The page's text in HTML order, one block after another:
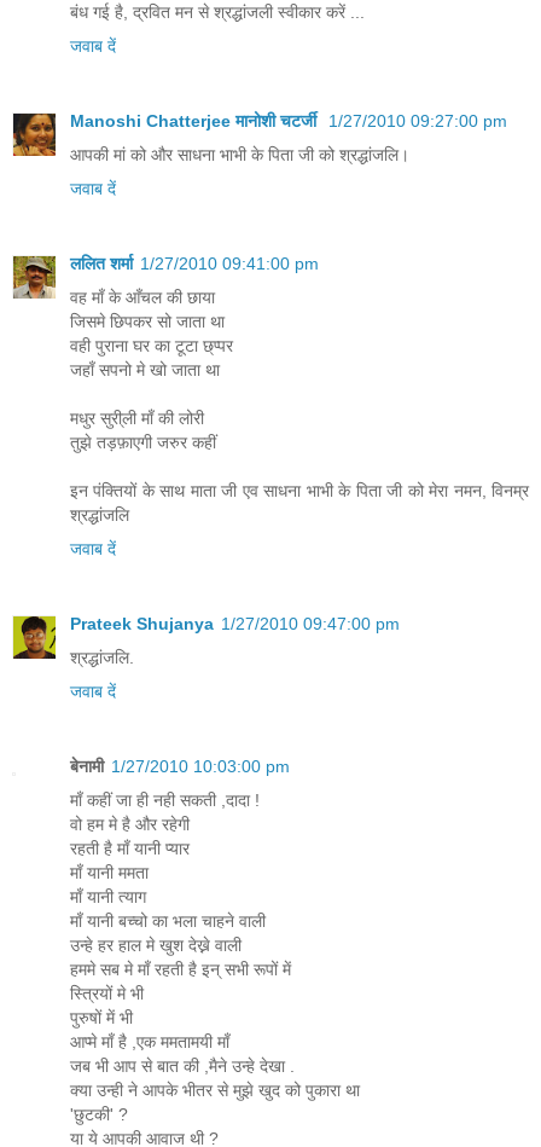
बंध गई है, द्रवित मन से श्रद्धांजली स्वीकार करें ...
जवाब दें
Manoshi Chatterjee मानोशी चटर्जी
1/27/2010 09:27:00 pm
आपकी मां को और साधना भाभी के पिता जी को श्रद्धांजलि।
जवाब दें
ललित शर्मा 1/27/2010 09:41:00 pm
वह माँ के आँचल की छाया
जिसमे छिपकर सो जाता था
वही पुराना घर का टूटा छ्प्पर
जहाँ सपनो मे खो जाता था
मधुर सुरी्ली माँ की लोरी
तुझे तड़फ़ाएगी जरुर कहीं
इन पंक्तियों के साथ माता जी एव साधना भाभी के पिता जी को मेरा नमन, विनम्र
श्रद्धांजलि
जवाब दें
Prateek Shujanya 1/27/2010 09:47:00 pm
श्रद्धांजलि.
जवाब दें
बेनामी 1/27/2010 10:03:00 pm
माँ कहीं जा ही नही सकती ,दादा !
वो हम मे है और रहेगी
रहती है माँ यानी प्यार
माँ यानी ममता
माँ यानी त्याग
माँ यानी बच्चो का भला चाहने वाली
उन्हे हर हाल मे खुश देख्ने वाली
हममे सब मे माँ रहती है इन् सभी रूपों में
स्त्रियों मे भी
पुरुषों में भी
आप्मे माँ है ,एक ममतामयी माँ
जब भी आप से बात की ,मैने उन्हे देखा .
क्या उन्ही ने आपके भीतर से मुझे खुद को पुकारा था
'छुटकी' ?
या ये आपकी आवाज थी ?